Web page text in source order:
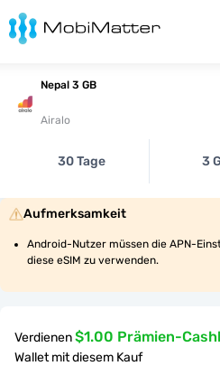
Nepal 3 GB
Airalo
30 Tage 3
Aufmerksamkeit
Android-Nutzer müssen die APN-
diese eSIM zu verwenden.
Verdienen$1.00 Prämien-
Wallet mit diesem Kauf